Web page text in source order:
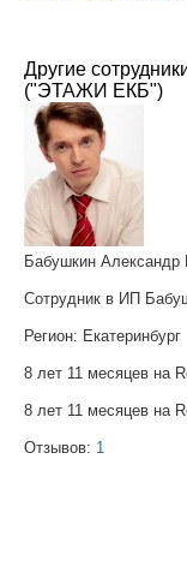
Другие
("ЭТАЖИ ЕКБ")
Бабушкин Александр
Сотрудник в ИП
Регион: Екатеринбург
8 лет 11 месяцев на
8 лет 11 месяцев на
Отзывов: 1